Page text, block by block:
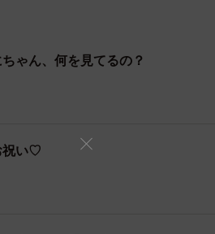
ゃん、何を見てるの？
祝い♡